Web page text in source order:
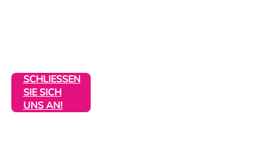
SCHLIESSEN
SIE SICH
UNS AN!